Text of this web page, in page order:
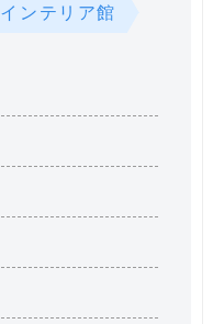
インテリア館